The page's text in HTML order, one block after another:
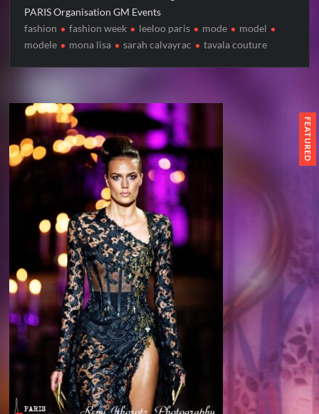
PARIS Organisation GM Events
fashion
fashion week leeloo paris mode
model
modele
mona lisa sarah calvayrac tavala couture
FEATURED